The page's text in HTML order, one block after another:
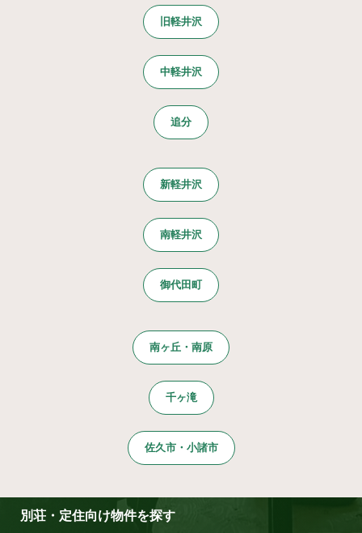
旧軽井沢
中軽井沢
追分
新軽井沢
南軽井沢
御代田町
南ヶ丘・南原
千ヶ滝
佐久市・小諸市
別荘・定住向け物件を探す